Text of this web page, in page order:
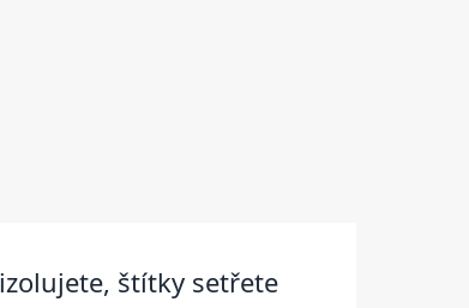
štítky setřete